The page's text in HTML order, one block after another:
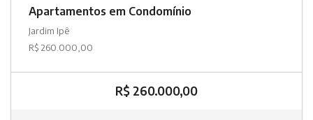
Apartamentos em Condomínio
Jardim Ipê
R$ 260.000,00
R$ 260.000,00